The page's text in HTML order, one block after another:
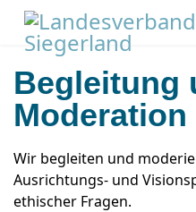
Begleitung
Moderation
Wir begleiten und
Ausrichtungs- und
ethischer Fragen.